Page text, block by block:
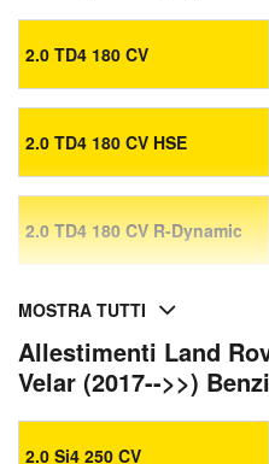
2.0 TD4 180 CV
2.0 TD4 180 CV HSE
2.0 TD4 180 CV R-Dynamic
MOSTRA TUTTI
Allestimenti Land
Velar (2017-->>)
2.0 Si4 250 CV